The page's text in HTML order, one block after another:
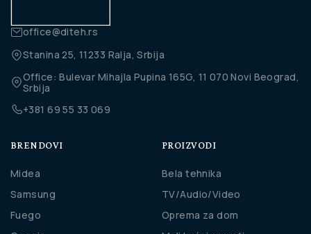
office@diteh.rs
Stanina 25, 11233 Ralja, Srbija
Office: Bulevar Mihajla Pupina 165G, 11 070 Novi Beograd,
Srbija
+381 69 55 33 069
BRENDOVI
Midea
Samsung
Fuego
PROIZVODI
Bela tehnika
TV/Audio/Video
Oprema za dom